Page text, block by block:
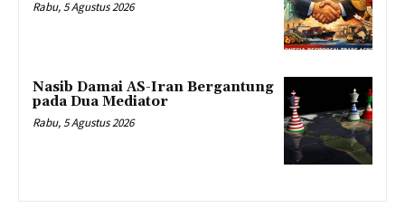
Rabu, 5 Agustus 2026
Nasib Damai AS-Iran Bergantung
pada Dua Mediator
Rabu, 5 Agustus 2026